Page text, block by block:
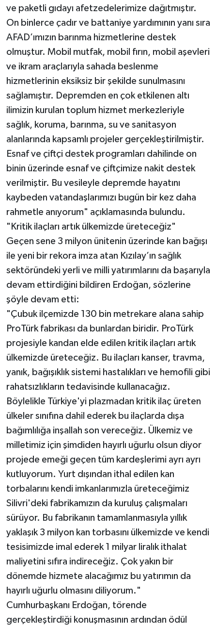
ve paketli gıdayı afetzedelerimize dağıtmıştır.
On binlerce çadır ve battaniye yardımının yanı sıra
AFAD’ımızın barınma hizmetlerine destek
olmuştur. Mobil mutfak, mobil fırın, mobil aşevleri
ve ikram araçlarıyla sahada beslenme
hizmetlerinin eksiksiz bir şekilde sunulmasını
sağlamıştır. Depremden en çok etkilenen altı
ilimizin kurulan toplum hizmet merkezleriyle
sağlık, koruma, barınma, su ve sanitasyon
alanlarında kapsamlı projeler gerçekleştirilmiştir.
Esnaf ve çiftçi destek programları dahilinde on
binin üzerinde esnaf ve çiftçimize nakit destek
verilmiştir. Bu vesileyle depremde hayatını
kaybeden vatandaşlarımızı bugün bir kez daha
rahmetle anıyorum" açıklamasında bulundu.
"Kritik ilaçları artık ülkemizde üreteceğiz"
Geçen sene 3 milyon ünitenin üzerinde kan bağışı
ile yeni bir rekora imza atan Kızılay’ın sağlık
sektöründeki yerli ve milli yatırımlarını da başarıyla
devam ettirdiğini bildiren Erdoğan, sözlerine
şöyle devam etti:
"Çubuk ilçemizde 130 bin metrekare alana sahip
ProTürk fabrikası da bunlardan biridir. ProTürk
projesiyle kandan elde edilen kritik ilaçları artık
ülkemizde üreteceğiz. Bu ilaçları kanser, travma,
yanık, bağışıklık sistemi hastalıkları ve hemofili gibi
rahatsızlıkların tedavisinde kullanacağız.
Böylelikle Türkiye'yi plazmadan kritik ilaç üreten
ülkeler sınıfına dahil ederek bu ilaçlarda dışa
bağımlılığa inşallah son vereceğiz. Ülkemiz ve
milletimiz için şimdiden hayırlı uğurlu olsun diyor
projede emeği geçen tüm kardeşlerimi ayrı ayrı
kutluyorum. Yurt dışından ithal edilen kan
torbalarını kendi imkanlarımızla üreteceğimiz
Silivri'deki fabrikamızın da kuruluş çalışmaları
sürüyor. Bu fabrikanın tamamlanmasıyla yıllık
yaklaşık 3 milyon kan torbasını ülkemizde ve kendi
tesisimizde imal ederek 1 milyar liralık ithalat
maliyetini sıfıra indireceğiz. Çok yakın bir
dönemde hizmete alacağımız bu yatırımın da
hayırlı uğurlu olmasını diliyorum."
Cumhurbaşkanı Erdoğan, törende
gerçekleştirdiği konuşmasının ardından ödül